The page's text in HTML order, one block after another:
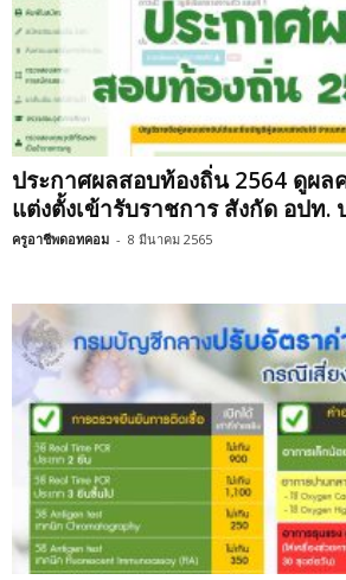
ประกาศผลสอบท้องถิ่น 2564 ดูผล
แต่งตั้งเข้ารับราชการ สังกัด อปท.
ครูอาชีพดอทคอม - 8 มีนาคม 2565